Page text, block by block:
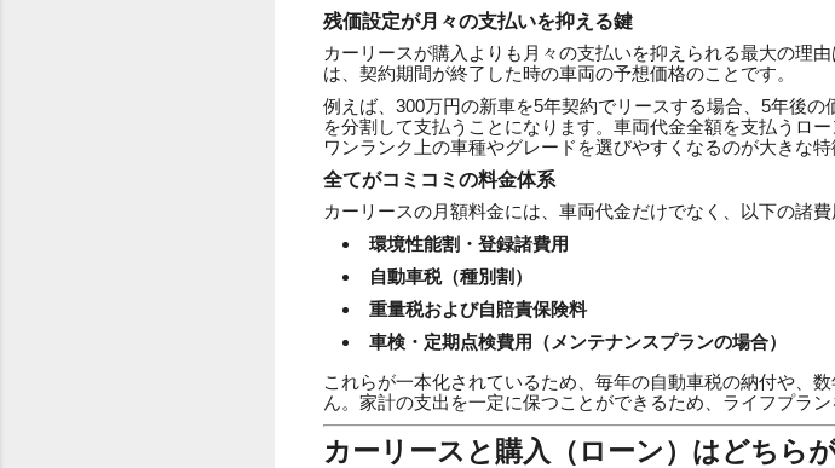
残価設定が月々の支払いを抑える鍵
カーリースが購入よりも月々の支払いを抑えられる最大の理
は、契約期間が終了した時の車両の予想価格のことです。
例えば、300万円の新車を5年契約でリースする場合、5年後
を分割して支払うことになります。車両代金全額を支払うロ
ワンランク上の車種やグレードを選びやすくなるのが大きな特
全てがコミコミの料金体系
カーリースの月額料金には、車両代金だけでなく、以下の諸
環境性能割・登録諸費用
自動車税（種別割）
重量税および自賠責保険料
車検・定期点検費用（メンテナンスプランの場合）
これらが一本化されているため、毎年の自動車税の納付や、
ん。家計の支出を一定に保つことができるため、ライフプラ
カーリースと購入（ローン）はどちら